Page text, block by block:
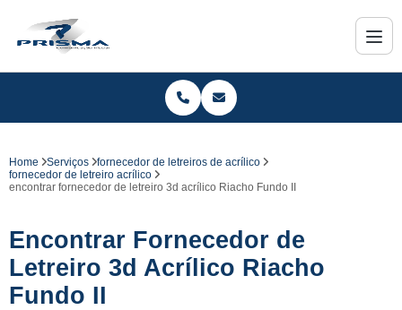
Home Serviços
fornecedor de letreiros de acrílico
fornecedor de letreiro acrílico
encontrar fornecedor de letreiro 3d acrílico Riacho Fundo II
Encontrar Fornecedor de
Letreiro 3d Acrílico Riacho
Fundo II